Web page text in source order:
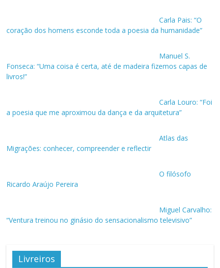
Carla Pais: “O
coração dos homens esconde toda a poesia da humanidade”
Manuel S.
Fonseca: “Uma coisa é certa, até de madeira fizemos capas de
livros!”
Carla Louro: “Foi
a poesia que me aproximou da dança e da arquitetura”
Atlas das
Migrações: conhecer, compreender e reflectir
O filósofo
Ricardo Araújo Pereira
Miguel Carvalho:
“Ventura treinou no ginásio do sensacionalismo televisivo”
Livreiros